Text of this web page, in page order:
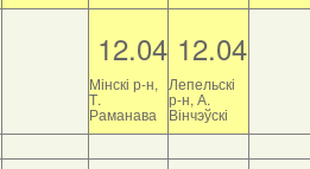
12.04
Мінскі р-н,
Т.
Раманава
12.04
Лепельскі
р-н, А.
Вінчэўскі